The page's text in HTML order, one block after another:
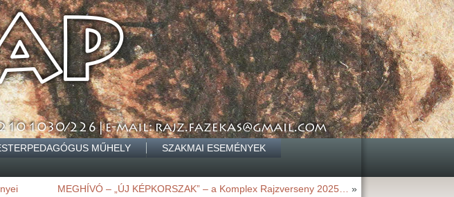
MŰHELY
SZAKMAI ESEMÉNYEK
MEGHÍVÓ – „ÚJ KÉPKORSZAK” – a Komplex Rajzverseny 2025… »